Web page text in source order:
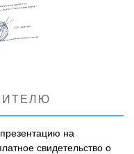
на
свидетельство о